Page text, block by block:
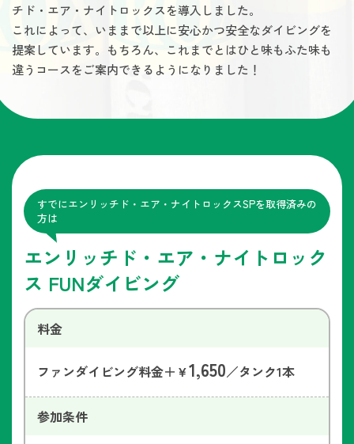
チド・エア・ナイトロックスを導入しました。
これによって、いままで以上に安心かつ安全なダイビングを
提案しています。もちろん、これまでとはひと味もふた味も
違うコースをご案内できるようになりました！
すでにエンリッチド・エア・ナイトロックスSPを取得済みの
方は
エンリッチド・エア・ナイトロック
ス FUNダイビング
料金
ファンダイビング料金＋￥1,650／タンク1本
参加条件